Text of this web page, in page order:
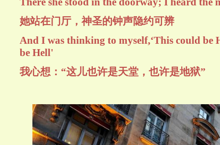
她站在门厅，神圣的钟声隐约可辨
And I was thinking to myself,‘This could be
be Hell'
我心想：“这儿也许是天堂，也许是地狱”